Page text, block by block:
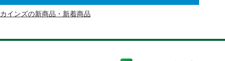
カインズの新商品・新着商品